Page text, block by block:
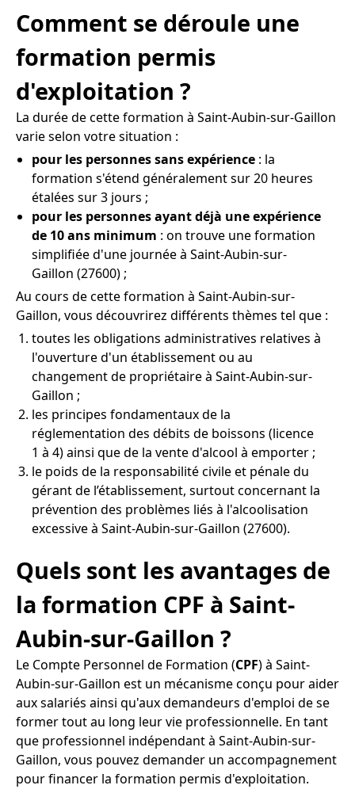
Comment se déroule une
formation permis
d'exploitation ?
La durée de cette formation à Saint-Aubin-sur-Gaillon
varie selon votre situation :
pour les personnes sans expérience : la
formation s'étend généralement sur 20 heures
étalées sur 3 jours ;
pour les personnes ayant déjà une expérience
de 10 ans minimum : on trouve une formation
simplifiée d'une journée à Saint-Aubin-sur-
Gaillon (27600) ;
Au cours de cette formation à Saint-Aubin-sur-
Gaillon, vous découvrirez différents thèmes tel que :
toutes les obligations administratives relatives à
l'ouverture d'un établissement ou au
changement de propriétaire à Saint-Aubin-sur-
Gaillon ;
les principes fondamentaux de la
réglementation des débits de boissons (licence
1 à 4) ainsi que de la vente d'alcool à emporter ;
le poids de la responsabilité civile et pénale du
gérant de l’établissement, surtout concernant la
prévention des problèmes liés à l'alcoolisation
excessive à Saint-Aubin-sur-Gaillon (27600).
Quels sont les avantages de
la formation CPF à Saint-
Aubin-sur-Gaillon ?
Le Compte Personnel de Formation (CPF) à Saint-
Aubin-sur-Gaillon est un mécanisme conçu pour aider
aux salariés ainsi qu'aux demandeurs d'emploi de se
former tout au long leur vie professionnelle. En tant
que professionnel indépendant à Saint-Aubin-sur-
Gaillon, vous pouvez demander un accompagnement
pour financer la formation permis d'exploitation.